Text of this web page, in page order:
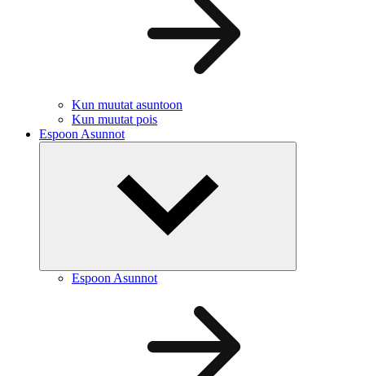
Kun muutat asuntoon
Kun muutat pois
Espoon Asunnot
Espoon Asunnot